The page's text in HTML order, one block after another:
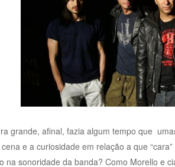
grande, afinal, fazia algum tempo que
e a curiosidade em relação a que
na sonoridade da banda? Como Morello e